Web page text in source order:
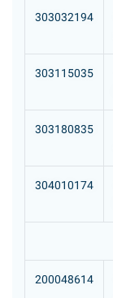
303032194
303115035
303180835
304010174
200048614